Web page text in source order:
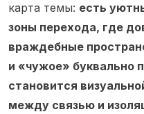
карта темы: есть
зоны перехода, где
враждебные
и «чужое» буквально
становится
между связью и